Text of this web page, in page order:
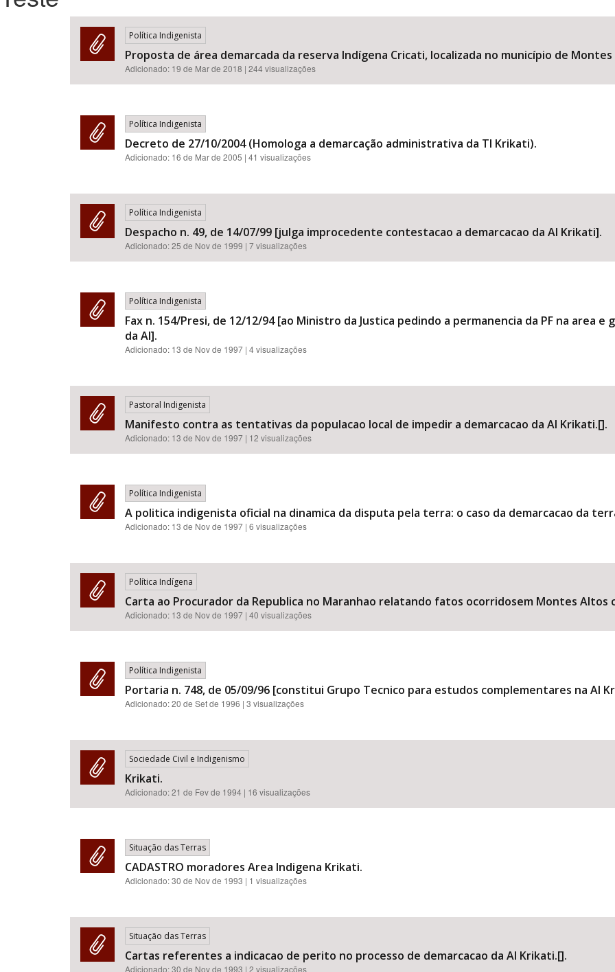
Área de Levantamento
Política Indigenista
Proposta de área demarcada da reserva Indígena Cricati, localizada no município de Montes
Adicionado: 19 de Mar de 2018 | 244 visualizações
Política Indigenista
Decreto de 27/10/2004 (Homologa a demarcação administrativa da TI Krikati).
Adicionado: 16 de Mar de 2005 | 41 visualizações
Política Indigenista
Despacho n. 49, de 14/07/99 [julga improcedente contestacao a demarcacao da AI Krikati].
Adicionado:25 de Nov de 1999 | 7 visualizações
Política Indigenista
Fax n. 154/Presi, de 12/12/94 [ao Ministro da Justica pedindo a permanencia da PF na area
da AI].
Adicionado: 13 de Nov de 1997 | 4 visualizações
Pastoral Indigenista
Manifesto contra as tentativas da populacao local de impedir a demarcacao da AI Krikati.[].
Adicionado: 13 de Nov de 1997 | 12 visualizações
Política Indigenista
A politica indigenista oficial na dinamica da disputa pela terra: o caso da demarcacao da
Adicionado: 13 de Nov de 1997 | 6 visualizações
Política Indígena
Carta ao Procurador da Republica no Maranhao relatando fatos ocorridosem Montes Altos
Adicionado: 13 de Nov de 1997 | 40 visualizações
Política Indigenista
Portaria n. 748, de 05/09/96 [constitui Grupo Tecnico para estudos complementares na AI
Adicionado:20 de Set de 1996 | 3 visualizações
Sociedade Civil e Indigenismo
Krikati.
Adicionado:21 de Fev de 1994 | 16 visualizações
Situação das Terras
CADASTRO moradores Area Indigena Krikati.
Adicionado:30 de Nov de 1993 | 1 visualizações
Situação das Terras
Cartas referentes a indicacao de perito no processo de demarcacao da AI Krikati.[].
Adicionado:30 de Nov de 1993 | 2 visualizações